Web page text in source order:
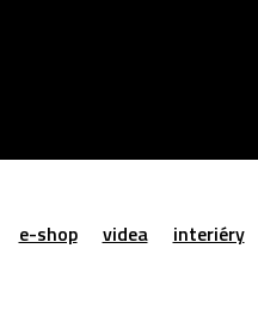
e-shop videa interiéry